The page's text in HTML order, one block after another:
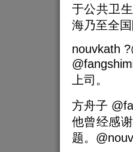
于公共卫
海乃至全国
nouvkath
上司。
方舟子
他曾经感
题。